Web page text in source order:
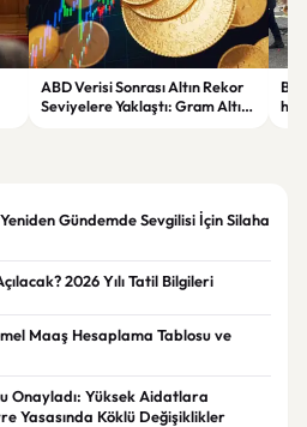
ABD Verisi Sonrası Altın Rekor
Seviyelere Yaklaştı: Gram Altın
Gündemde Sevgilisi İçin Silaha
2026 Yılı Tatil Bilgileri
Maaş Hesaplama Tablosu ve
Onayladı: Yüksek Aidatlara
Yasasında Köklü Değişiklikler